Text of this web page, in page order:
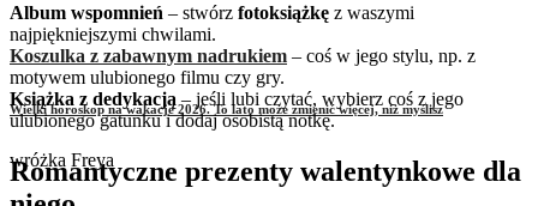
Wielki horoskop na wakacje 2026. To lato może zmienić więcej, niż myślisz
wróżka Freya
Album wspomnień – stwórz fotoksiążkę z waszymi
najpiękniejszymi chwilami.
Koszulka z zabawnym nadrukiem – coś w jego stylu, np. z
motywem ulubionego filmu czy gry.
Książka z dedykacją – jeśli lubi czytać, wybierz coś z jego
ulubionego gatunku i dodaj osobistą notkę.
Romantyczne prezenty walentynkowe dla